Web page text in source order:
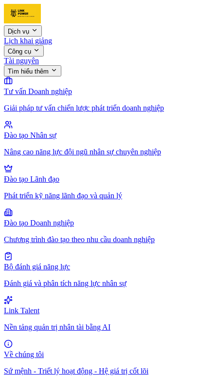
Dịch vụ
Lịch khai giảng
Công cụ
Tài nguyên
Tìm hiểu thêm
Tư vấn Doanh nghiệp
Giải pháp tư vấn chiến lược phát triển doanh nghiệp
Đào tạo Nhân sự
Nâng cao năng lực đội ngũ nhân sự chuyên nghiệp
Đào tạo Lãnh đạo
Phát triển kỹ năng lãnh đạo và quản lý
Đào tạo Doanh nghiệp
Chương trình đào tạo theo nhu cầu doanh nghiệp
Bộ đánh giá năng lực
Đánh giá và phân tích năng lực nhân sự
Link Talent
Nền tảng quản trị nhân tài bằng AI
Về chúng tôi
Sứ mệnh - Triết lý hoạt động - Hệ giá trị cốt lõi